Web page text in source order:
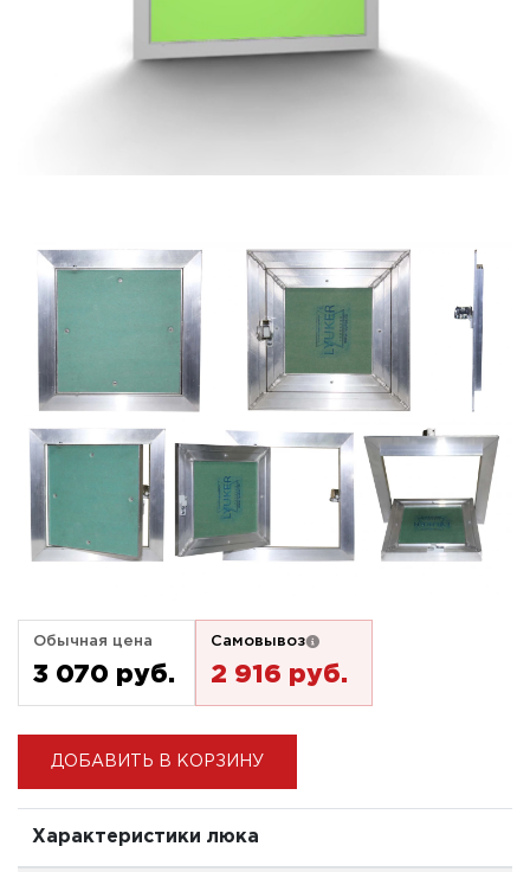
Обычная цена
3 070 pуб.
Самовывоз
2 916 pуб.
ДОБАВИТЬ В КОРЗИНУ
Характеристики люка